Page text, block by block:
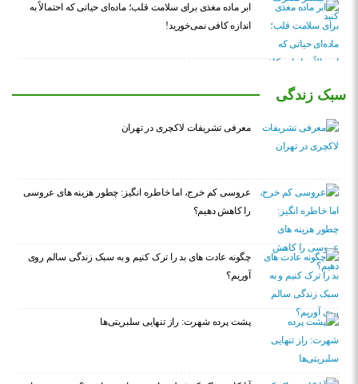
ابر ماده مغذی برای سلامت قلب؛ ماده‌ای حیاتی که احتمالاً به
اندازه کافی نمی‌خورید!
سبک زندگی
معرفی تشریفات لاکچری در تهران
عروسی کم خرج، اما خاطره انگیز: چطور هزینه های عروسی
را کاهش دهیم؟
چگونه عادت‌ های بد را ترک کنیم و به سبک زندگی سالم روی
آوریم؟
پشت پرده شهرت: راز تنهایی سلبریتی‌ها